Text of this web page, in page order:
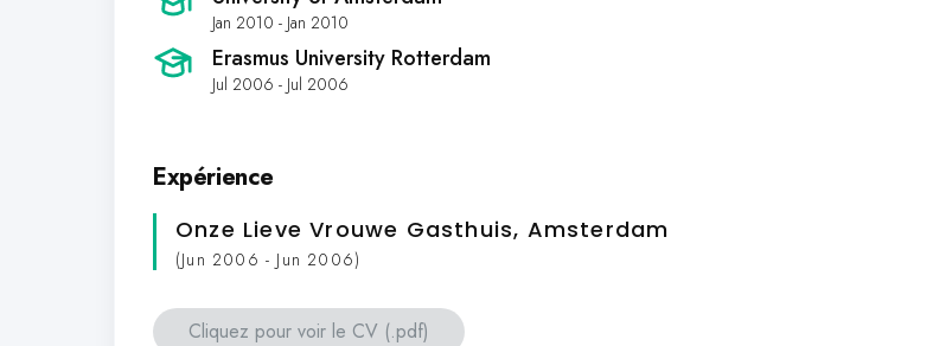
Jan 2010 - Jan 2010
Erasmus University Rotterdam
Jul 2006 - Jul 2006
Expérience
Onze Lieve Vrouwe Gasthuis, Amsterdam
(Jun 2006 - Jun 2006)
Cliquez pour voir le CV (.pdf)